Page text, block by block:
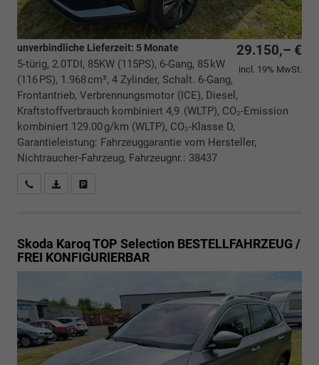
29.150,– €
incl. 19% MwSt.
unverbindliche Lieferzeit: 5 Monate
5-türig, 2.0TDI, 85KW (115PS), 6-Gang, 85 kW
(116 PS), 1.968 cm³, 4 Zylinder, Schalt. 6-Gang,
Frontantrieb, Verbrennungsmotor (ICE), Diesel,
Kraftstoffverbrauch kombiniert 4,9 (WLTP), CO₂-Emission
kombiniert 129.00 g/km (WLTP), CO₂-Klasse D,
Garantieleistung: Fahrzeuggarantie vom Hersteller,
Nichtraucher-Fahrzeug, Fahrzeugnr.: 38437
Rückrufbitte absenden
PDF-Datei, Fahrzeugexposé drucken
Skoda KaroqTOP Selection BESTELLFAHRZEUG /
FREI KONFIGURIERBAR